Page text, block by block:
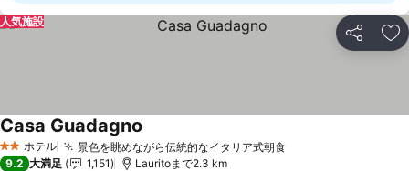
シェア お
人気施設
2 ホテルのランク
ホテル 景色を眺めながら伝統的なイタリア式朝食
Casa Guadagno
9.2 大満足 1,151 Lauritoまで2.3 km